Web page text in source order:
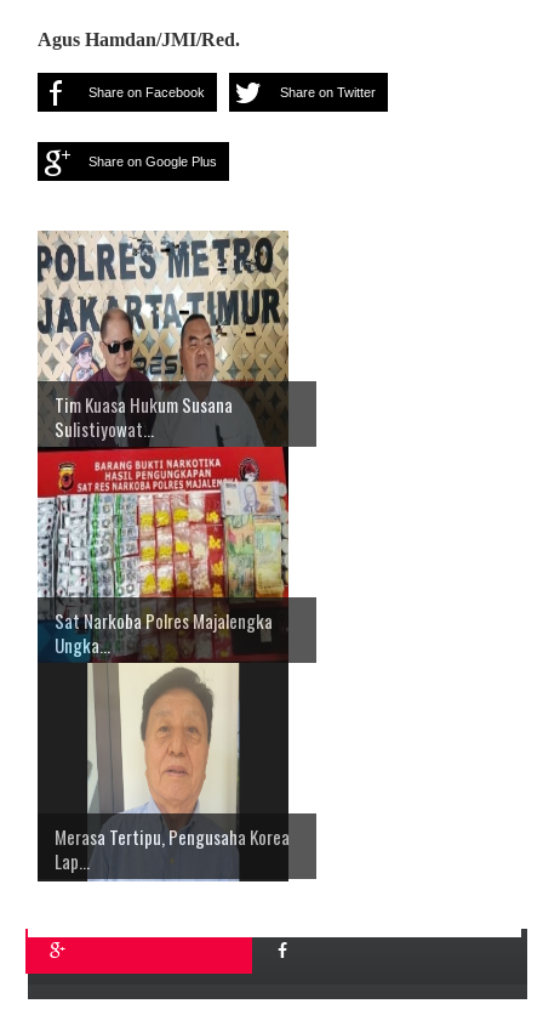
Agus Hamdan/JMI/Red.
Share on Facebook Share on Twitter
Share on Google Plus
Tim Kuasa Hukum Susana
Sulistiyowat...
Sat Narkoba Polres Majalengka
Ungka...
Merasa Tertipu, Pengusaha Korea
Lap...